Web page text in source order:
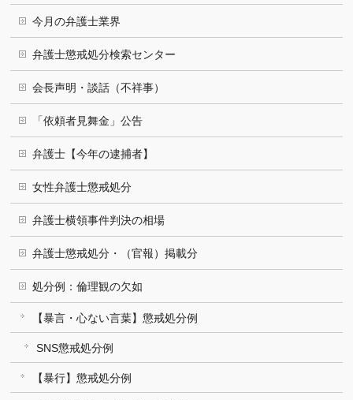
今月の弁護士業界
弁護士懲戒処分検索センター
会長声明・談話（不祥事）
「依頼者見舞金」公告
弁護士【今年の逮捕者】
女性弁護士懲戒処分
弁護士横領事件判決の相場
弁護士懲戒処分・（官報）掲載分
処分例：倫理観の欠如
【暴言・心ない言葉】懲戒処分例
SNS懲戒処分例
【暴行】懲戒処分例